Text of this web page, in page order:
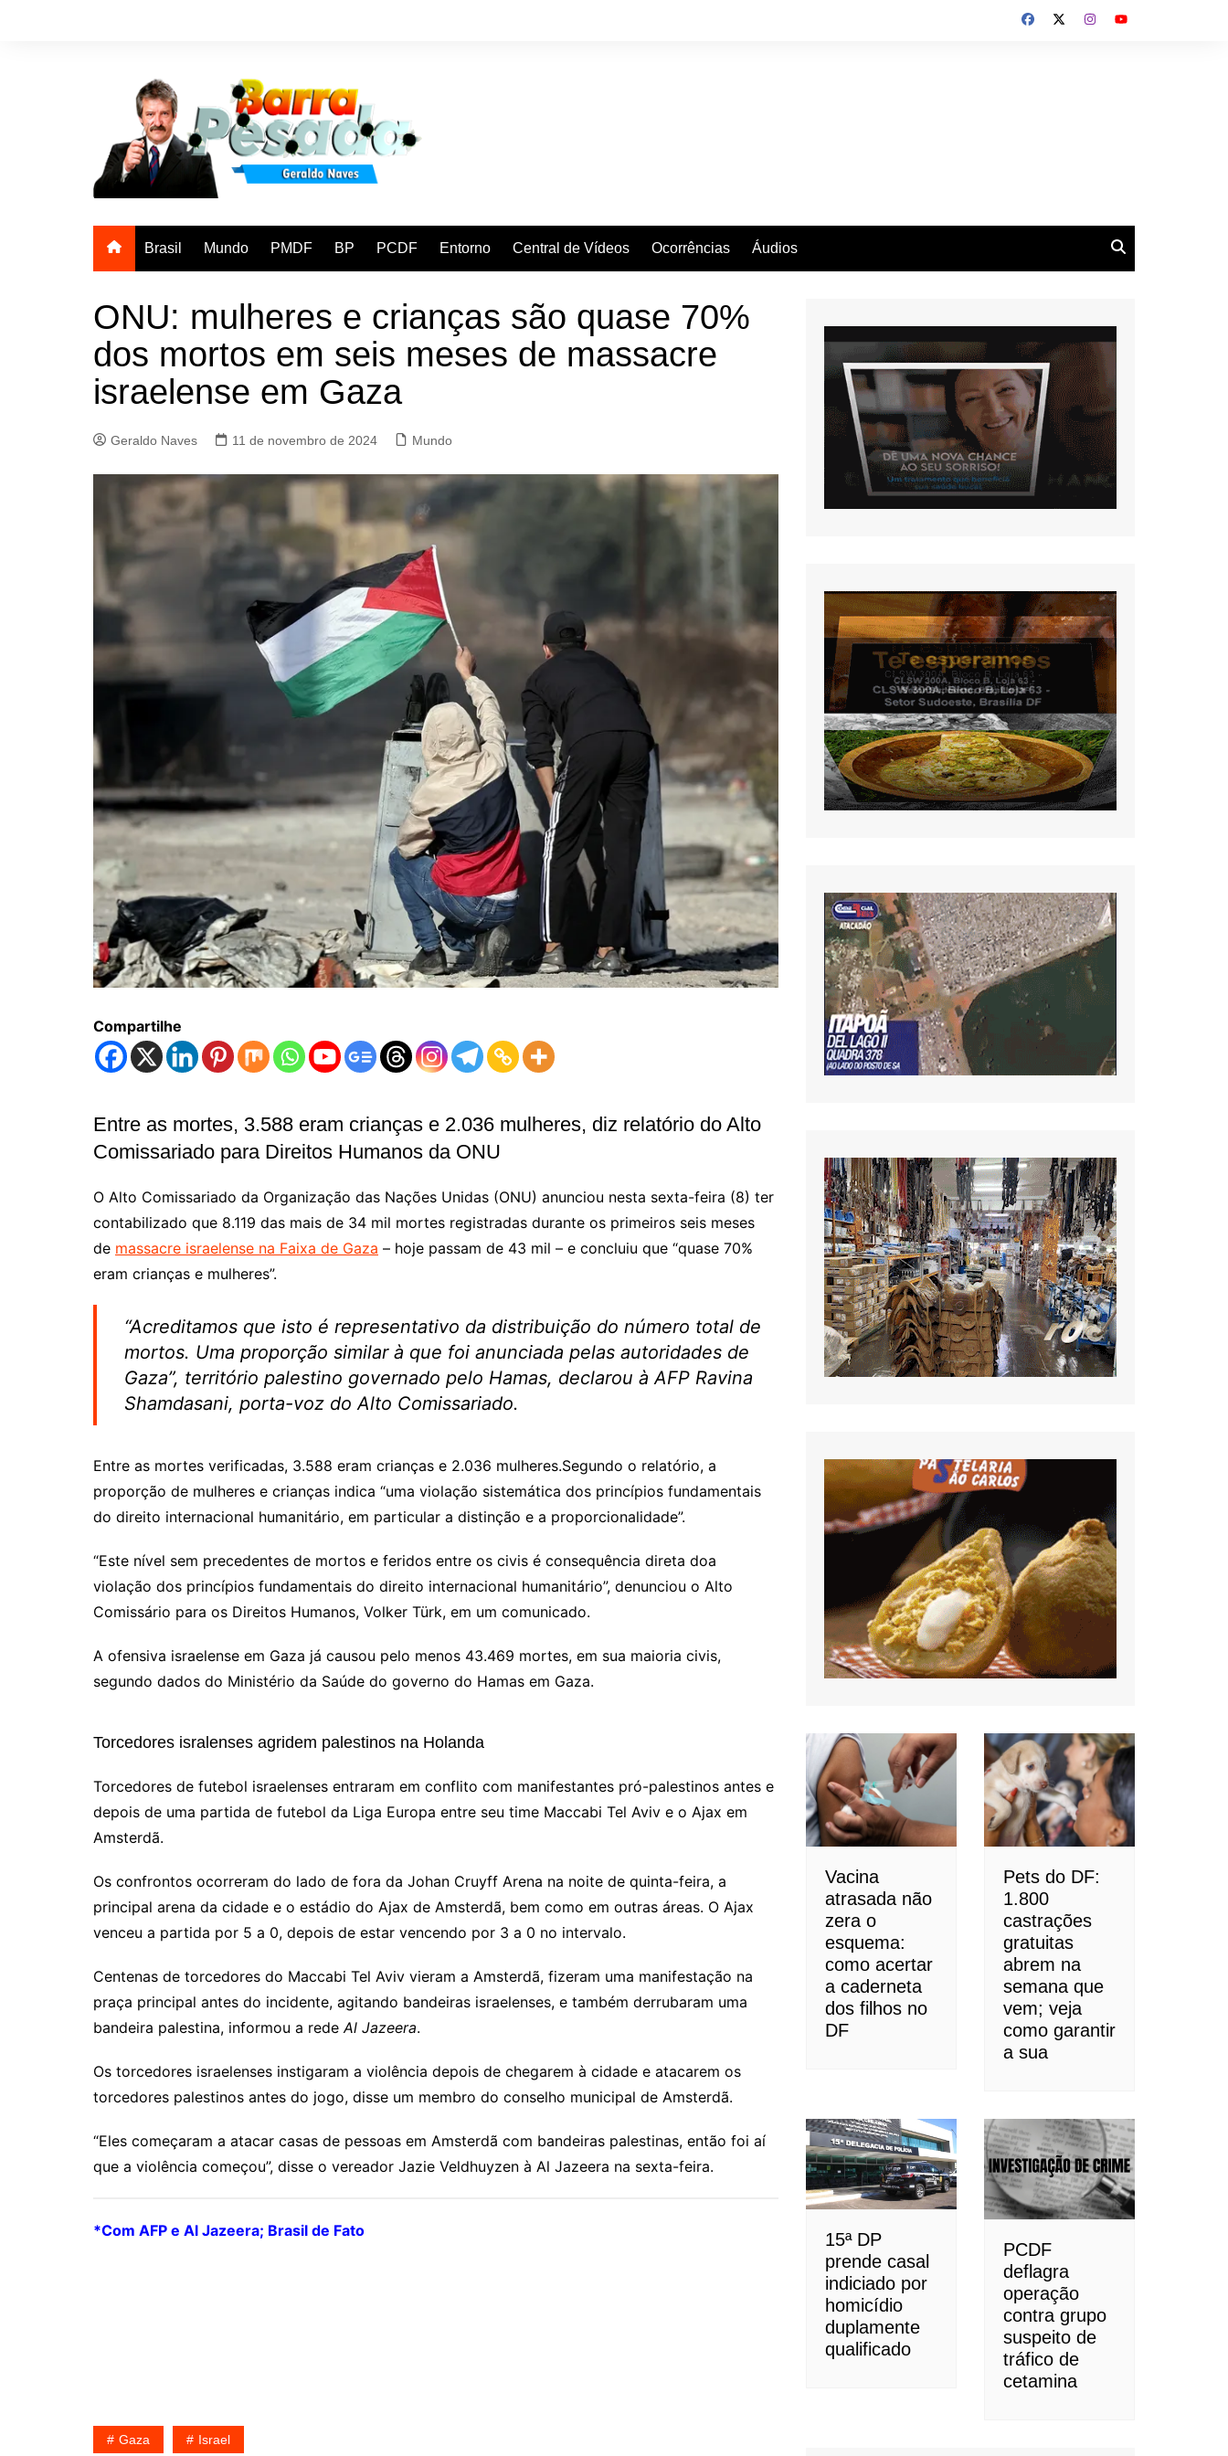
Brasil Mundo PMDF BP PCDF Entorno Central de Vídeos Ocorrências Áudios
ONU: mulheres e crianças são quase 70%
dos mortos em seis meses de massacre
israelense em Gaza
Geraldo Naves 11 de novembro de 2024 Mundo
Compartilhe
Entre as mortes, 3.588 eram crianças e 2.036 mulheres, diz relatório do Alto
Comissariado para Direitos Humanos da ONU
O Alto Comissariado da Organização das Nações Unidas (ONU) anunciou nesta sexta-feira (8) ter
contabilizado que 8.119 das mais de 34 mil mortes registradas durante os primeiros seis meses
de massacre israelense na Faixa de Gaza – hoje passam de 43 mil – e concluiu que “quase 70%
eram crianças e mulheres”.
“Acreditamos que isto é representativo da distribuição do número total de
mortos. Uma proporção similar à que foi anunciada pelas autoridades de
Gaza”, território palestino governado pelo Hamas, declarou àAFP Ravina
Shamdasani, porta-voz do Alto Comissariado.
Entre as mortes verificadas, 3.588 eram crianças e 2.036 mulheres.Segundo o relatório, a
proporção de mulheres e crianças indica “uma violação sistemática dos princípios fundamentais
do direito internacional humanitário, em particular a distinção e a proporcionalidade”.
“Este nível sem precedentes de mortos e feridos entre os civis é consequência direta doa
violação dos princípios fundamentais do direito internacional humanitário”, denunciou o Alto
Comissário para os Direitos Humanos, Volker Türk, em um comunicado.
A ofensiva israelense em Gaza já causou pelo menos 43.469 mortes, em sua maioria civis,
segundo dados do Ministério da Saúde do governo do Hamas em Gaza.
Torcedores isralenses agridem palestinos na Holanda
Torcedores de futebol israelenses entraram em conflito com manifestantes pró-palestinos antes e
depois de uma partida de futebol da Liga Europa entre seu time Maccabi Tel Aviv e o Ajax em
Amsterdã.
Os confrontos ocorreram do lado de fora da Johan Cruyff Arena na noite de quinta-feira, a
principal arena da cidade e o estádio do Ajax de Amsterdã, bem como em outras áreas. O Ajax
venceu a partida por 5 a 0, depois de estar vencendo por 3 a 0 no intervalo.
Centenas de torcedores do Maccabi Tel Aviv vieram a Amsterdã, fizeram uma manifestação na
praça principal antes do incidente, agitando bandeiras israelenses, e também derrubaram uma
bandeira palestina, informou a redeAl Jazeera.
Os torcedores israelenses instigaram a violência depois de chegarem à cidade e atacarem os
torcedores palestinos antes do jogo, disse um membro do conselho municipal de Amsterdã.
“Eles começaram a atacar casas de pessoas em Amsterdã com bandeiras palestinas, então foi aí
que a violência começou”, disse o vereador Jazie Veldhuyzen à Al Jazeera na sexta-feira.
*Com AFP e Al Jazeera; Brasil de Fato
Gaza Israel
Vacina
atrasada não
zera o
esquema:
como acertar
a caderneta
dos filhos no
DF
Pets do DF:
1.800
castrações
gratuitas
abrem na
semana que
vem; veja
como garantir
a sua
15ª DP
prende casal
indiciado por
homicídio
duplamente
qualificado
PCDF
deflagra
operação
contra grupo
suspeito de
tráfico de
cetamina